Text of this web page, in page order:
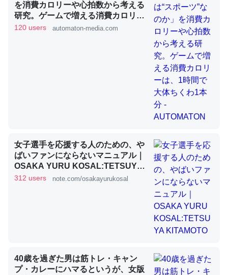
論文では「淡水はカルシウムも酸素も不足してて両方に不
利だから両方が拮抗してるのでは」とあって面白い。海に
いる鋏角類（カブトガニ・ウミグモ）はカルシウムを使わ
ずキチンを強化してる筈だが、酵素が違うのか？
─ニュース :: 【研究発表】昆虫学の大問題＝「昆虫はなぜ海にいな
これを元に考えるとカルシウムを大量に使う脊椎動物と貝
類は苦労してるんだな…。腹足類だと殻を無くしてナメク
─ニュース :: 【研究発表】昆虫学の大問題＝「昆虫はなぜ海にいな
を消費カロリーや心拍数から考える
研究。ゲームで増える消費カロリー
は、1時間で大体ちくわ1本分 -
120 users automaton-media.com
女子選手を応援する人のための、や
ばいファンにならないマニュアル｜
OSAKA YURU KOSAL:TETSUYA
KITAMOTO
312 users note.com/osakayurukosal
40歳を過ぎた男は筋トレ・キャン
プ・カレーにハマるというが、女版